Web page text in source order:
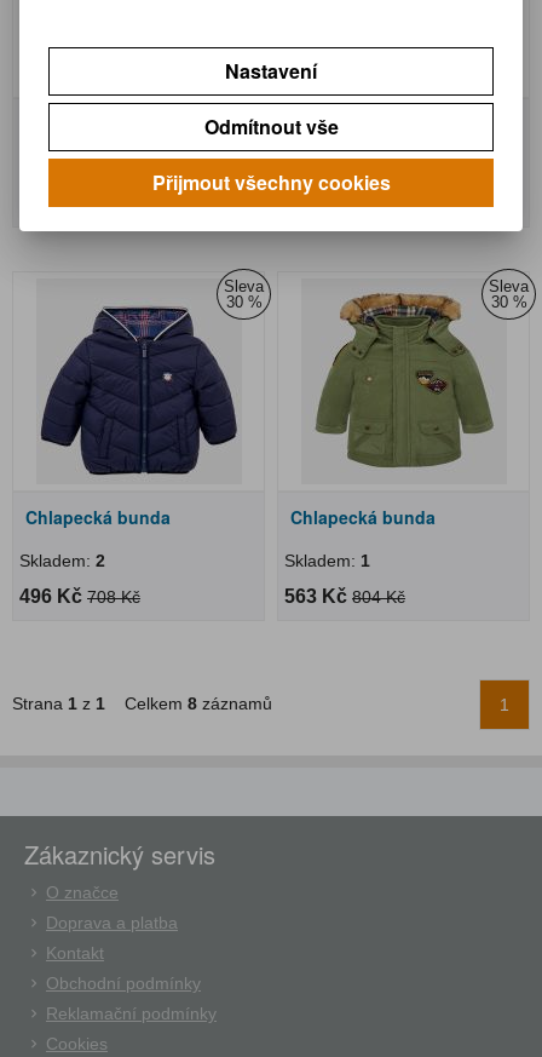
Chlapecká zimní bunda
551 Kč 786 Kč
Chlapecká bunda
551 Kč 786 Kč
Sleva
30 %
Chlapecká bunda
Skladem: 2
496 Kč 708 Kč
Sleva
30 %
Chlapecká bunda
Skladem: 1
563 Kč 804 Kč
Strana 1 z 1 Celkem 8 záznamů 1
Zákaznický servis
O značce
Doprava a platba
Kontakt
Obchodní podmínky
Reklamační podmínky
Cookies
Nastavení
Odmítnout vše
Přijmout všechny cookies